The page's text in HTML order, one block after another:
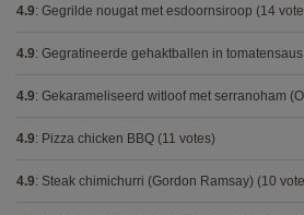
4.9: Gegrilde nougat met esdoornsiroop (14
4.9: Gegratineerde gehaktballen in tomatensaus
4.9: Gekarameliseerd witloof met serranoham
4.9: Pizza chicken BBQ (11 votes)
4.9: Steak chimichurri (Gordon Ramsay) (10